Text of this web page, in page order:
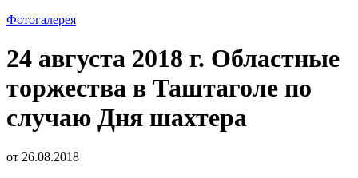
Фотогалерея
24 августа 2018 г. Областные
торжества в Таштаголе по
случаю Дня шахтера
от 26.08.2018